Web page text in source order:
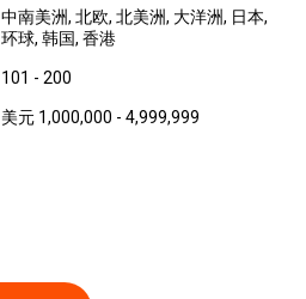
中南美洲, 北欧, 北美洲, 大洋洲, 日本,
环球, 韩国, 香港
101 - 200
美元 1,000,000 - 4,999,999